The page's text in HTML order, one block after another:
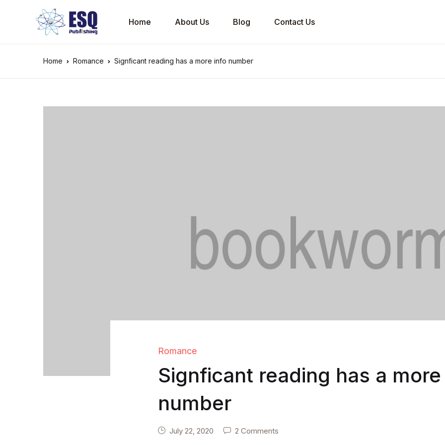
Home About Us Blog Contact Us
Home Romance Signficant reading has a more info number
Romance
Signficant reading has a
number
July 22, 2020 2 Comments